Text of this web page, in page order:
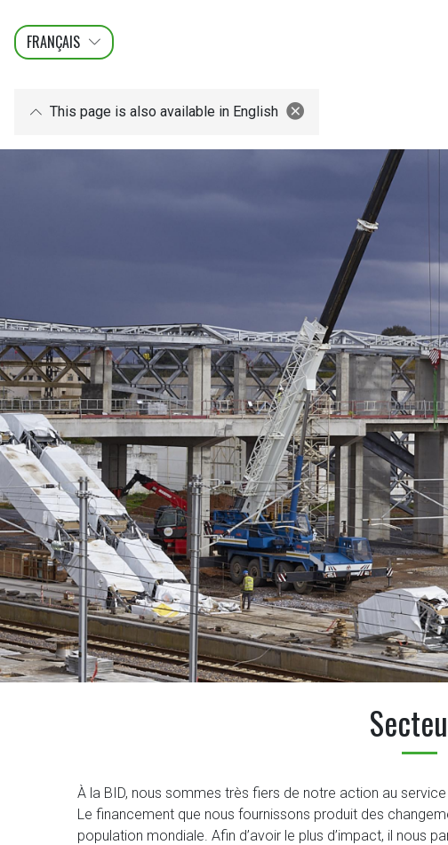
FRANÇAIS
ENGLISH
عربى
This page is also available in English
À la BID, nous sommes très fiers de notre action au
Le financement que nous fournissons produit des
population mondiale. Afin d’avoir le plus d’impact, il nous